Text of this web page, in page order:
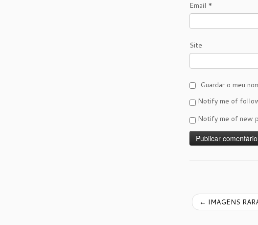
Email *
Site
Guardar o meu
Notify me of
Notify me of new
← IMAGENS